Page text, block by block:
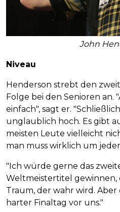
John
Niveau
Henderson strebt den
Folge bei den Senioren an.
einfach", sagt er.
unglaublich hoch. Es gibt
meisten Leute vielleicht
man muss wirklich um
"Ich würde gerne das
Weltmeistertitel gewinnen,
Traum, der wahr wird.
harter Finaltag vor uns."